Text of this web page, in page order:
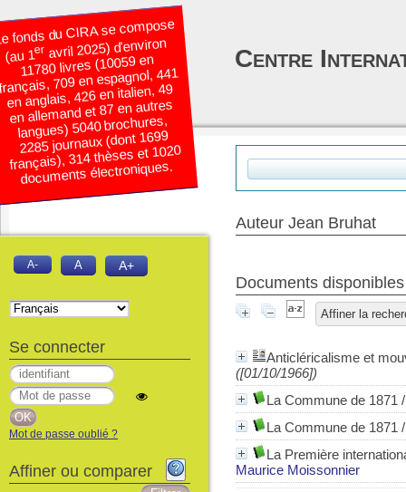
Auteur Jean Bruhat
Documents
Affiner la
Anticléricalisme et
([01/10/1966])
La Commune de 1871
La Commune de 1871
La Première
Maurice Moissonnier
fonds du CIRA se compose
(au 1eravril 2025) d’environ
11780 livres (10059 en
709 en espagnol, 441
en anglais, 426 en italien, 49
en allemand et 87 en autres
langues) 5040 brochures,
2285 journaux (dont 1699
français), 314 thèses et 1020
documents électroniques.
Centre
A- A A+
Se connecter
Mot de passe oublié ?
Affiner ou comparer